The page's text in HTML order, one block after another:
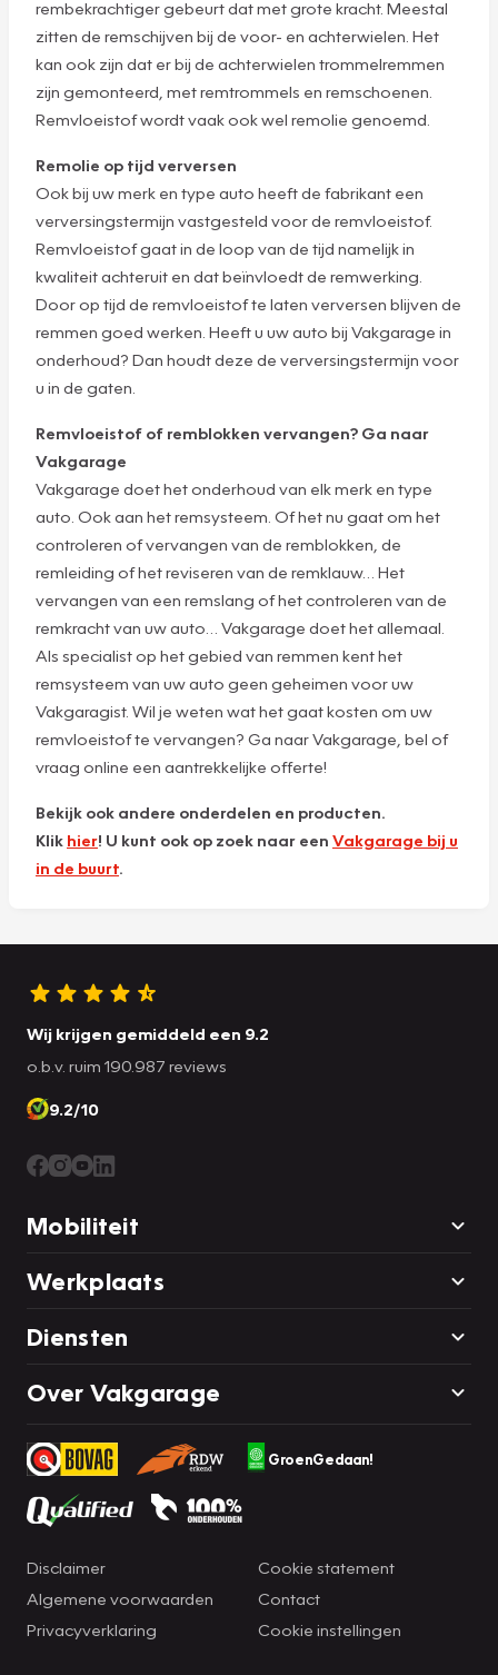
rembekrachtiger gebeurt dat met grote kracht. Meestal
zitten de remschijven bij de voor- en achterwielen. Het
kan ook zijn dat er bij de achterwielen trommelremmen
zijn gemonteerd, met remtrommels en remschoenen.
Remvloeistof wordt vaak ook wel remolie genoemd.
Remolie op tijd verversen
Ook bij uw merk en type auto heeft de fabrikant een
verversingstermijn vastgesteld voor de remvloeistof.
Remvloeistof gaat in de loop van de tijd namelijk in
kwaliteit achteruit en dat beïnvloedt de remwerking.
Door op tijd de remvloeistof te laten verversen blijven de
remmen goed werken. Heeft u uw auto bij Vakgarage in
onderhoud? Dan houdt deze de verversingstermijn voor
u in de gaten.
Remvloeistof of remblokken vervangen? Ga naar
Vakgarage
Vakgarage doet het onderhoud van elk merk en type
auto. Ook aan het remsysteem. Of het nu gaat om het
controleren of vervangen van de remblokken, de
remleiding of het reviseren van de remklauw… Het
vervangen van een remslang of het controleren van de
remkracht van uw auto… Vakgarage doet het allemaal.
Als specialist op het gebied van remmen kent het
remsysteem van uw auto geen geheimen voor uw
Vakgaragist. Wil je weten wat het gaat kosten om uw
remvloeistof te vervangen? Ga naar Vakgarage, bel of
vraag online een aantrekkelijke offerte!
Bekijk ook andere onderdelen en producten.
Klik hier! U kunt ook op zoek naar een Vakgarage bij u
in de buurt.
Wij krijgen gemiddeld een 9.2
o.b.v. ruim 190.987 reviews
9.2/10
Mobiliteit
Werkplaats
Diensten
Over Vakgarage
GroenGedaan!
Disclaimer
Algemene voorwaarden
Privacyverklaring
Cookie statement
Contact
Cookie instellingen